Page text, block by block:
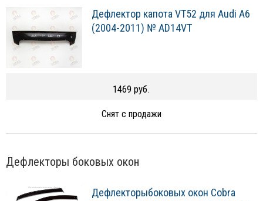
Дефлектор капота VT52 для Audi A6
(2004-2011) № AD14VT
1469 руб.
Снят с продажи
Дефлекторы боковых окон
Дефлекторыбоковых окон Cobra